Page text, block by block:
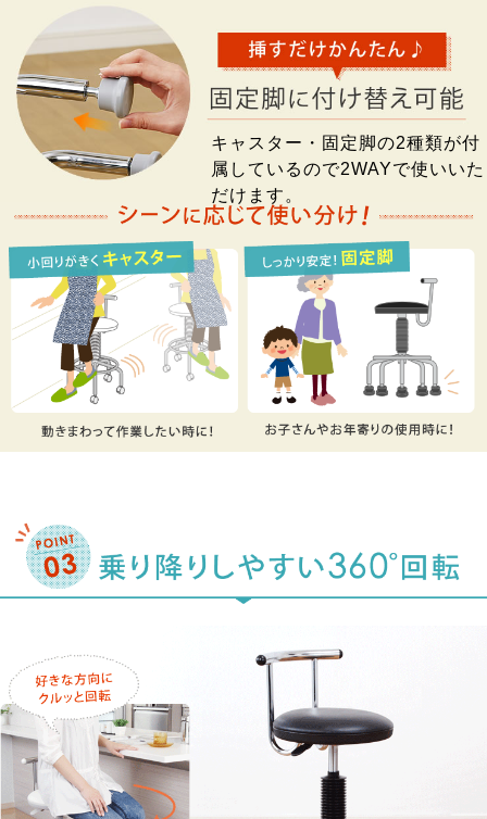
キャスター・固定脚の2種類が付
属しているので2WAYで使いいた
だけます。